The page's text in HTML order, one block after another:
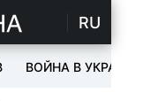
RU
ВОЙНА В УКРАИНЕ